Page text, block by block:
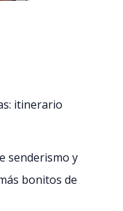
itinerario
senderismo y
bonitos de